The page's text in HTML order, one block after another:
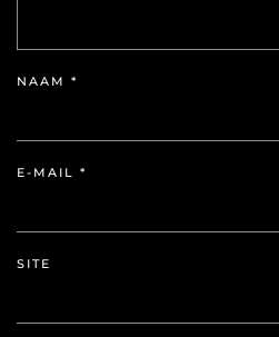
NAAM *
E-MAIL *
SITE